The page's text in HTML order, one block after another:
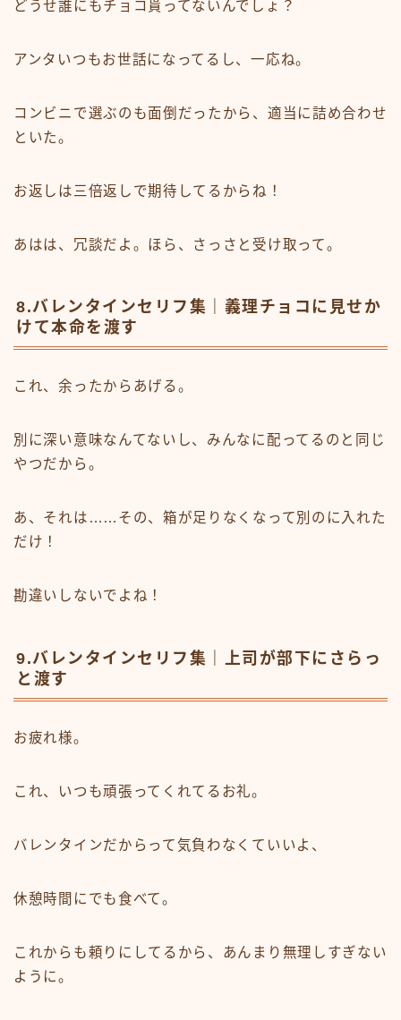
どうせ誰にもチョコ貰ってないんでしょ？
アンタいつもお世話になってるし、一応ね。
コンビニで選ぶのも面倒だったから、適当に詰め合わせ
といた。
お返しは三倍返しで期待してるからね！
あはは、冗談だよ。ほら、さっさと受け取って。
8.バレンタインセリフ集｜義理チョコに見せか
けて本命を渡す
これ、余ったからあげる。
別に深い意味なんてないし、みんなに配ってるのと同じ
やつだから。
あ、それは……その、箱が足りなくなって別のに入れた
だけ！
勘違いしないでよね！
9.バレンタインセリフ集｜上司が部下にさらっ
と渡す
お疲れ様。
これ、いつも頑張ってくれてるお礼。
バレンタインだからって気負わなくていいよ、
休憩時間にでも食べて。
これからも頼りにしてるから、あんまり無理しすぎない
ように。